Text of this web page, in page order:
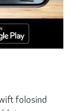
folosind